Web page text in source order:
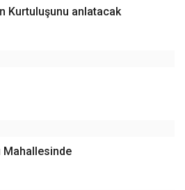
Kurtuluşunu anlatacak
Mahallesinde